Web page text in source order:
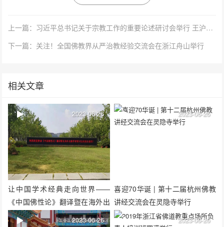
上一篇：习近平总书记关于宗教工作的重要论述研讨会举行 王沪宁出席并讲话
下一篇：关注！全国佛教界从严治教经验交流会在浙江舟山举行
相关文章
让中国学术经典走向世界——
《中国佛性论》翻译暨在海外出
版学术研讨会召开
2023-06-26
喜迎70华诞 | 第十二届杭州佛教
讲经交流会在灵隐寺举行
2023-06-26
2023-06-26 2023-06-26